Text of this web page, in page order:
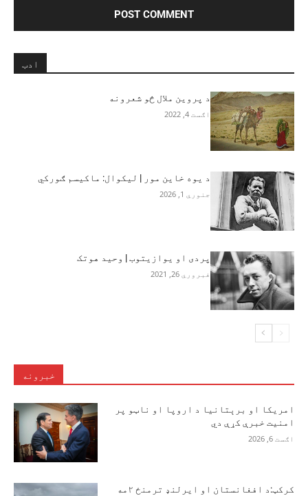
ادب
د پروین ملال څو شعرونه
اګست 4, 2022
د یوه خاین مور | لیکوال: ماکیسم ګورکي
جنوري 1, 2026
پردی او یوازیتوب | وحید هوتک
فبروري 26, 2021
خبرونه
امریکا او برېتانیا د اروپا او ناټو پر
امنیت خبرې کړې دي
اګست 6, 2026
کرکټ:د افغانستان او ایرلنډ ترمنځ ۲مه